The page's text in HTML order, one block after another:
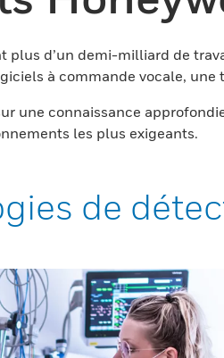
plus d’un demi-milliard de
à commande vocale,
une connaissance
les plus exigeants.
de